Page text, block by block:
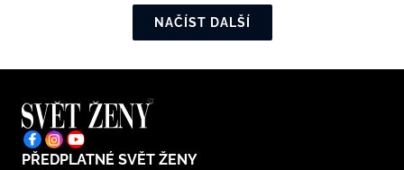
NAČÍST DALŠÍ
PŘEDPLATNÉ SVĚT ŽENY